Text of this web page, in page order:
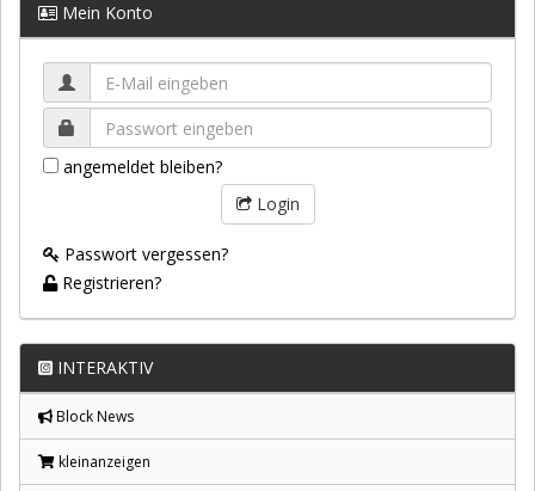
Mein Konto
angemeldet bleiben?
Login
Passwort vergessen?
Registrieren?
INTERAKTIV
Block News
kleinanzeigen